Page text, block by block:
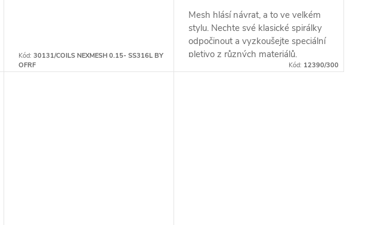
Kód:30131/COILS NEXMESH 0.15- SS316L BY
OFRF
Mesh hlásí návrat, a to ve velkém
stylu. Nechte své klasické spirálky
odpočinout a vyzkoušejte speciální
pletivo z různých materiálů.
Kód: 12390/300